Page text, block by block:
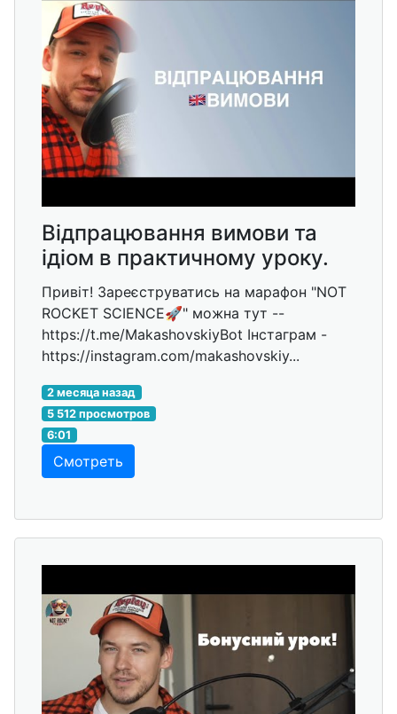
Відпрацювання вимови та
ідіом в практичному уроку.
Привіт! Зареєструватись на марафон "NOT
ROCKET SCIENCE🚀" можна тут --
https://t.me/MakashovskiyBot Інстаграм -
https://instagram.com/makashovskiy...
2 месяца назад
5 512 просмотров
6:01
Смотреть